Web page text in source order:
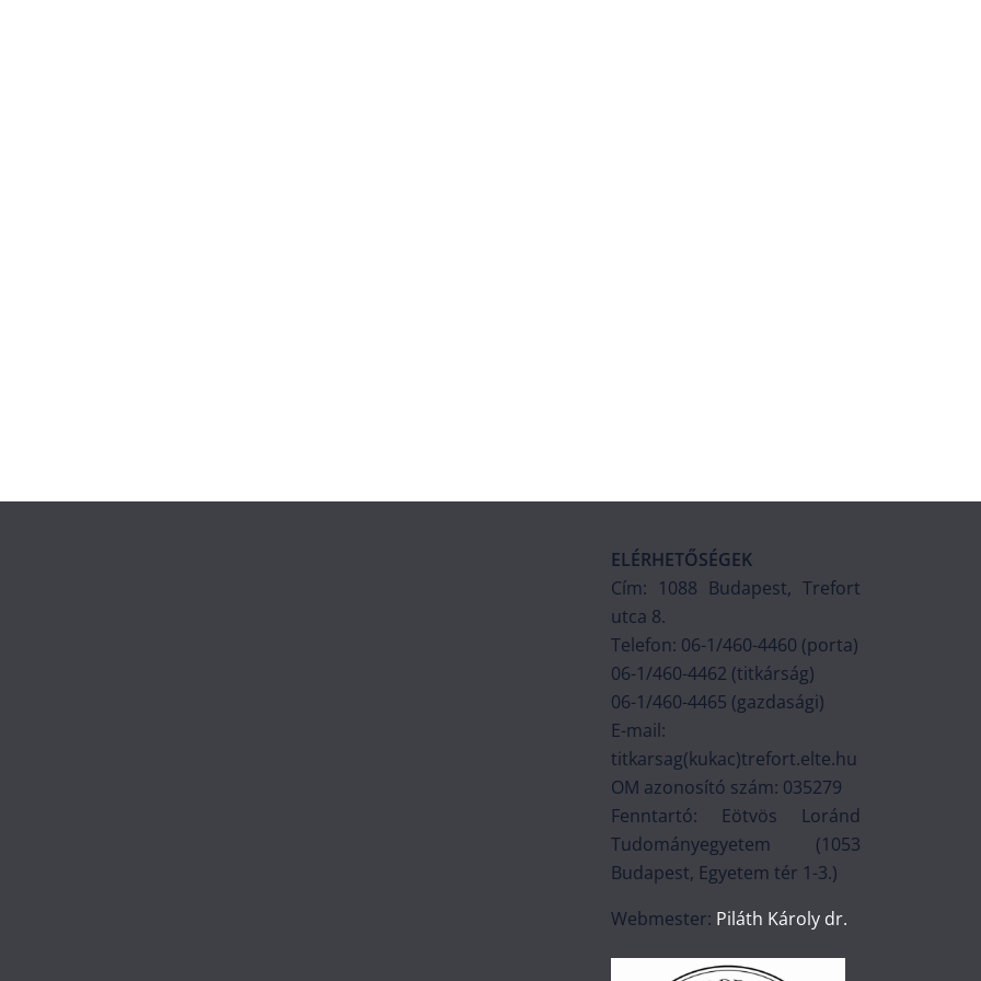
ELÉRHETŐSÉGEK
Cím: 1088 Budapest, Trefort
utca 8.
Telefon: 06-1/460-4460 (porta)
06-1/460-4462 (titkárság)
06-1/460-4465 (gazdasági)
E-mail:
titkarsag(kukac)trefort.elte.hu
OM azonosító szám: 035279
Fenntartó: Eötvös Loránd
Tudományegyetem (1053
Budapest, Egyetem tér 1-3.)
Webmester: Piláth Károly dr.